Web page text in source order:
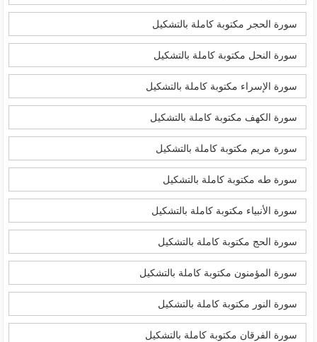
سورة الحجر مكتوبة كاملة بالتشكيل
سورة النحل مكتوبة كاملة بالتشكيل
سورة الإسراء مكتوبة كاملة بالتشكيل
سورة الكهف مكتوبة كاملة بالتشكيل
سورة مريم مكتوبة كاملة بالتشكيل
سورة طه مكتوبة كاملة بالتشكيل
سورة الأنبياء مكتوبة كاملة بالتشكيل
سورة الحج مكتوبة كاملة بالتشكيل
سورة المؤمنون مكتوبة كاملة بالتشكيل
سورة النور مكتوبة كاملة بالتشكيل
سورة الفرقان مكتوبة كاملة بالتشكيل